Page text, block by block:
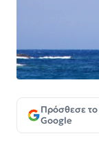
Πρόσθεσε το
Google